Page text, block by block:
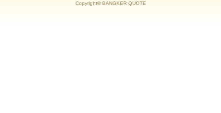
Copyright© BANGKER QUOTE